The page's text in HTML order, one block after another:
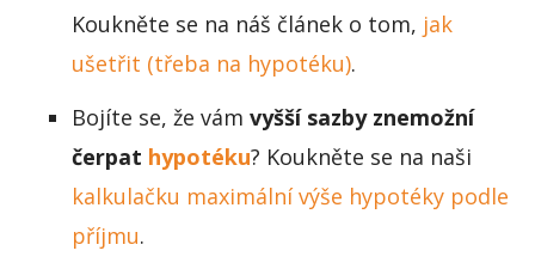
Koukněte se na náš článek o tom, jak
ušetřit (třeba na hypotéku).
Bojíte se, že vám vyšší sazby znemožní
čerpat hypotéku? Koukněte se na naši
kalkulačku maximální výše hypotéky podle
příjmu.